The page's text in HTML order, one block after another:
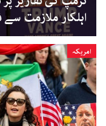
اہلکار ملازمت سے
امریکہ